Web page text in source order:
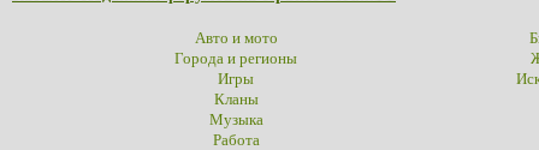
Авто и мото
Города и регионы
Игры
Кланы
Музыка
Работа